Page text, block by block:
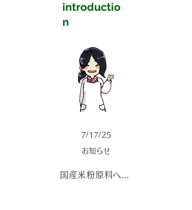
introductio
n
7/17/25
お知らせ